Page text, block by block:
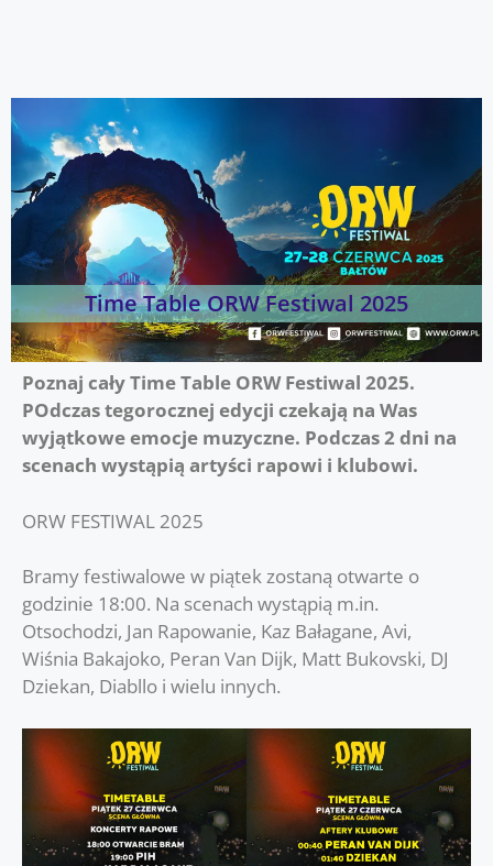
Time Table ORW Festiwal 2025
Poznaj cały Time Table ORW Festiwal 2025.
POdczas tegorocznej edycji czekają na Was
wyjątkowe emocje muzyczne. Podczas 2 dni na
scenach wystąpią artyści rapowi i klubowi.
ORW FESTIWAL 2025
Bramy festiwalowe w piątek zostaną otwarte o
godzinie 18:00. Na scenach wystąpią m.in.
Otsochodzi, Jan Rapowanie, Kaz Bałagane, Avi,
Wiśnia Bakajoko, Peran Van Dijk, Matt Bukovski, DJ
Dziekan, Diabllo i wielu innych.